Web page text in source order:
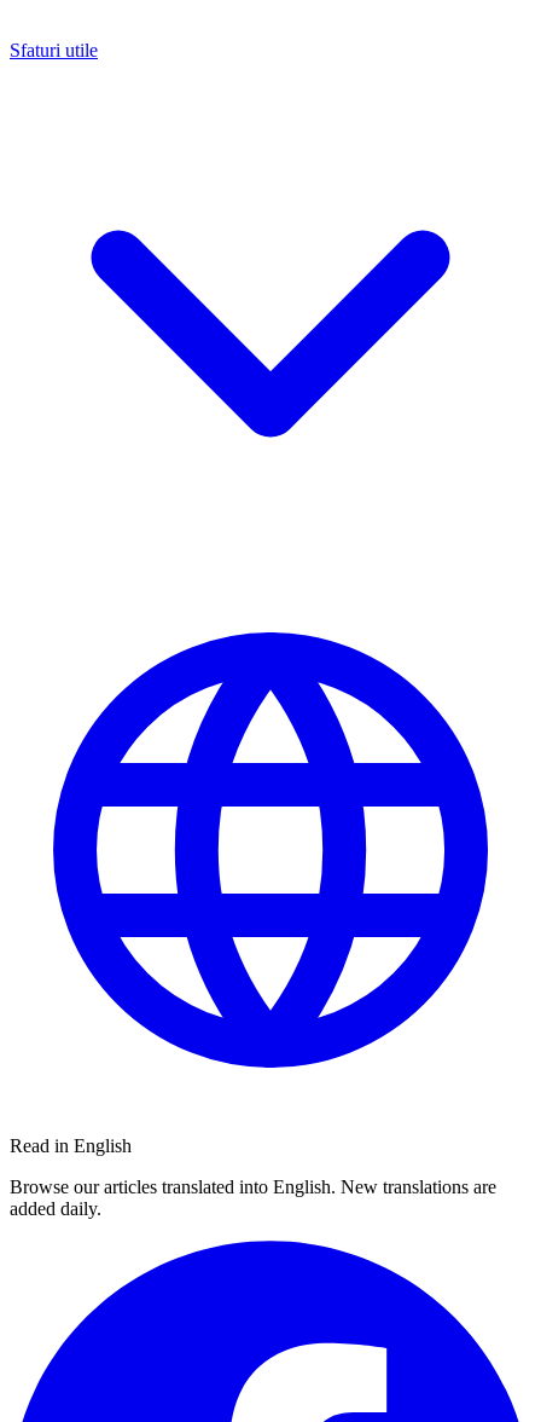
Sfaturi utile
Read in English
Browse our articles translated into English. New translations are
added daily.